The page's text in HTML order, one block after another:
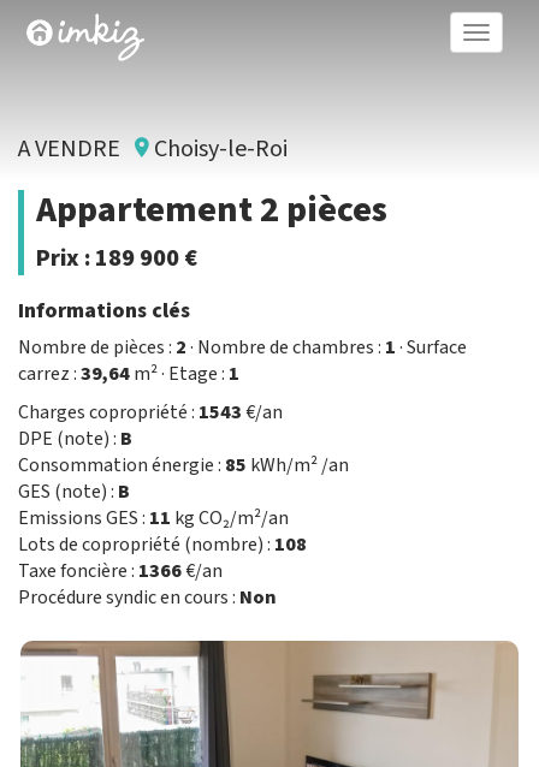
Toggle
A VENDRE Choisy-le-Roi
Appartement 2 pièces
Prix :189 900 €
Informations clés
Nombre de pièces : 2· Nombre de chambres : 1· Surface
carrez :39,64m² · Etage : 1
Charges copropriété : 1543€/an
DPE (note) : B
Consommation énergie : 85 kWh/m² /an
GES (note) : B
Emissions GES : 11 kg CO₂/m²/an
Lots de copropriété (nombre) : 108
Taxe foncière : 1366€/an
Procédure syndic en cours : Non